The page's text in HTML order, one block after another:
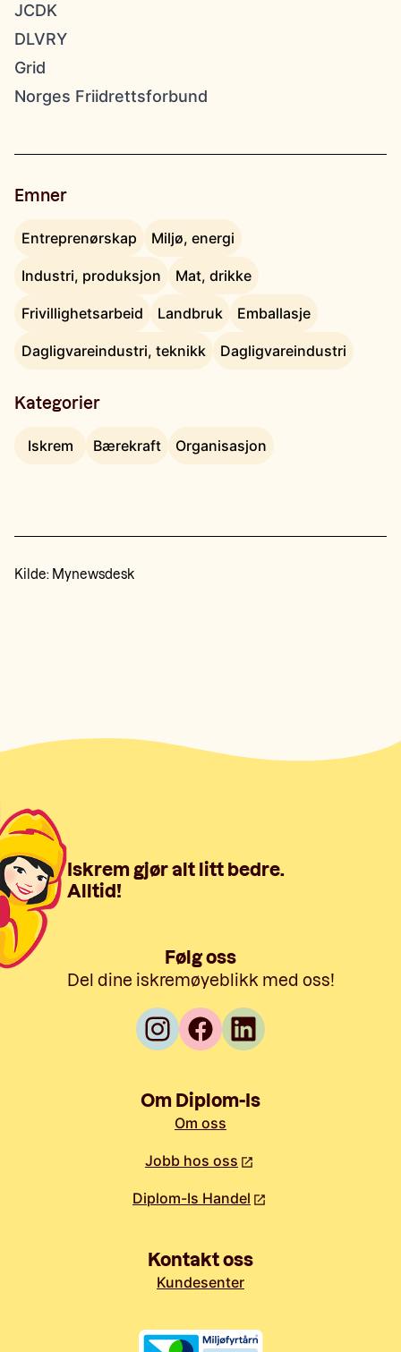
JCDK
DLVRY
Grid
Norges Friidrettsforbund
Emner
Entreprenørskap Miljø, energi
Industri, produksjon Mat, drikke
Frivillighetsarbeid Landbruk Emballasje
Dagligvareindustri, teknikk Dagligvareindustri
Kategorier
Iskrem Bærekraft Organisasjon
Kilde: Mynewsdesk
Iskrem gjør alt litt bedre.
Alltid!
Følg oss
Del dine iskremøyeblikk med oss!
Om Diplom-Is
Om oss
Jobb hos oss
Diplom-Is Handel
Kontakt oss
Kundesenter